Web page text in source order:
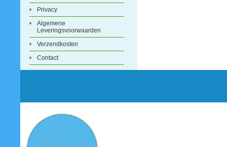
Privacy
Algemene
Leveringsvoorwaarden
Verzendkosten
Contact